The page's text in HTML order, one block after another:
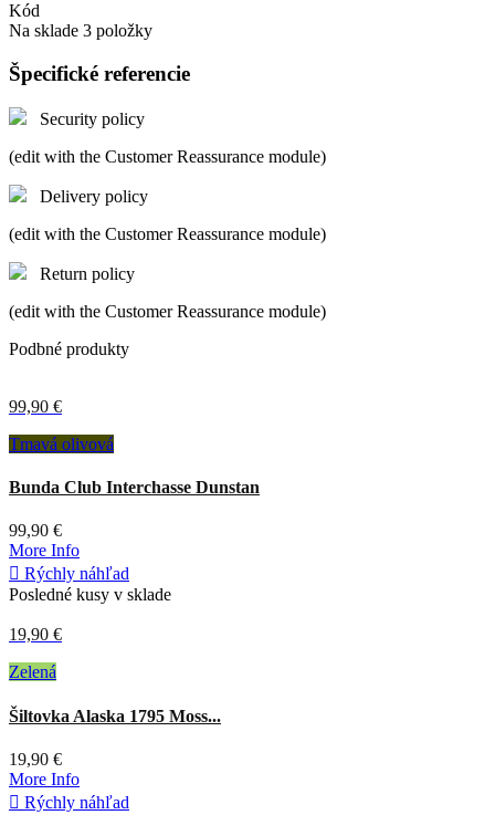
Kód
Na sklade 3 položky
Špecifické referencie
Security policy
(edit with the Customer Reassurance module)
Delivery policy
(edit with the Customer Reassurance module)
Return policy
(edit with the Customer Reassurance module)
Podbné produkty